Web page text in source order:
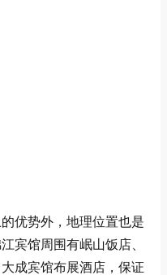
势外，地理位置也是
宾馆周围有岷山饭店、
成宾馆布展酒店，保证